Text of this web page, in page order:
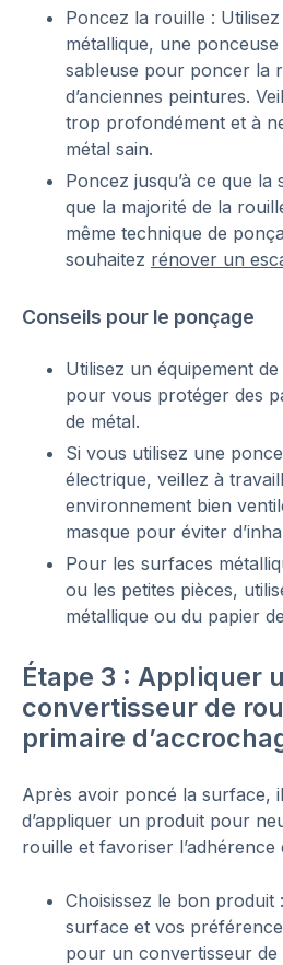
Poncez la rouille :
métallique, une
sableuse pour poncer la
d’anciennes peintures.
trop profondément et à
métal sain.
Poncez jusqu’à ce que la
que la majorité de la
même technique de
souhaitez rénover un
Conseils pour le ponçage
Utilisez un équipement
pour vous protéger des
de métal.
Si vous utilisez une
électrique, veillez à
environnement bien
masque pour éviter
Pour les surfaces
ou les petites pièces,
métallique ou du papier
Étape 3 : Appliquer
convertisseur de
primaire
Après avoir poncé la surface,
d’appliquer un produit pour
rouille et favoriser l’adhérence
Choisissez le bon produit
surface et vos
pour un convertisseur